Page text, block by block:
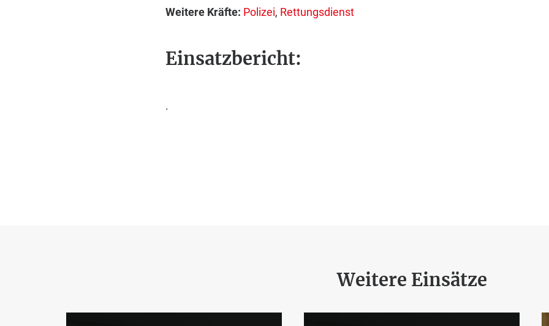
Weitere Kräfte: Polizei, Rettungsdienst
Einsatzbericht:
.
Weitere Einsätze